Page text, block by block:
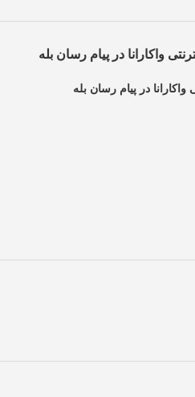
واکارانا در پیام رسان بله
در پیام رسان بله